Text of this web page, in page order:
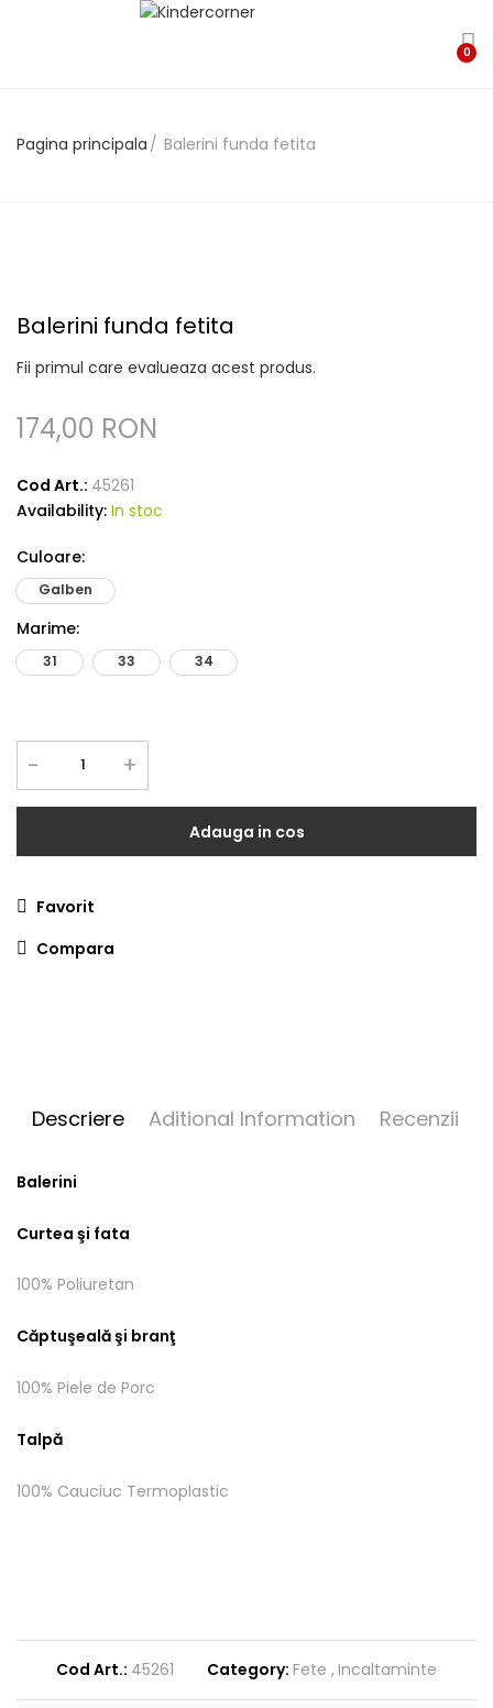
0
Pagina principala Balerini funda fetita
Balerini funda fetita
Fii primul care evalueaza acest produs.
174,00 RON
Cod Art.: 45261
Availability: In stoc
Culoare:
Galben
Marime:
31 33 34
- +
Adauga in cos
Favorit
Compara
Descriere Aditional Information Recenzii
Balerini
Curtea şi fata
100% Poliuretan
Căptuşeală şi branţ
100% Piele de Porc
Talpă
100% Cauciuc Termoplastic
Cod Art.: 45261 Category: Fete Incaltaminte